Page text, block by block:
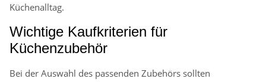
Küchenalltag.
Wichtige Kaufkriterien für
Küchenzubehör
Bei der Auswahl des passenden Zubehörs sollten